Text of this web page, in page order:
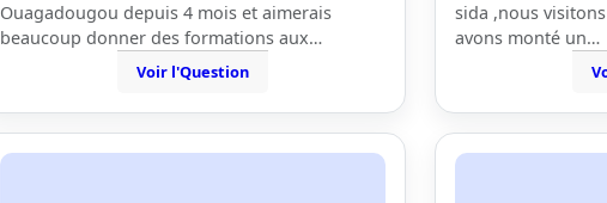
Ouagadougou depuis 4 mois et aimerais
beaucoup donner des formations aux…
Voir l'Question
sida ,nous
avons monté un…